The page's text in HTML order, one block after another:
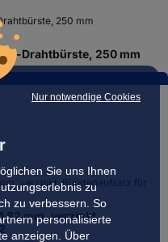
Nur notwendige Cookies
Sie uns Ihnen
zu
zu verbessern. So
personalisierte
anzeigen. Über
Drahtbürste, 250 mm
82 mm, verzinkt,